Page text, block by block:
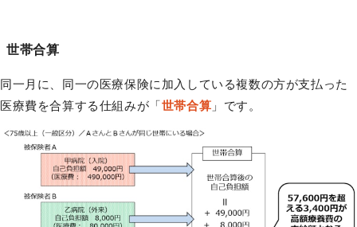
世帯合算
同一月に、同一の医療保険に加入している複数の方が支払った
医療費を合算する仕組みが「世帯合算 」です。